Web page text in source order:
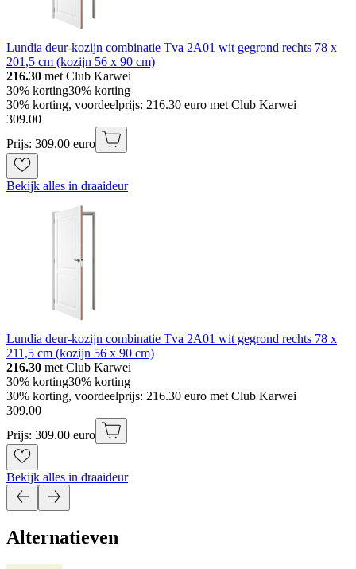
Lundia deur-kozijn combinatie Tva 2A01 wit gegrond rechts 78 x
201,5 cm (kozijn 56 x 90 cm)
216.30 met Club Karwei
30% korting30% korting
30% korting, voordeelprijs: 216.30 euro met Club Karwei
309.00
Prijs: 309.00 euro
Bekijk alles in draaideur
Lundia deur-kozijn combinatie Tva 2A01 wit gegrond rechts 78 x
211,5 cm (kozijn 56 x 90 cm)
216.30 met Club Karwei
30% korting30% korting
30% korting, voordeelprijs: 216.30 euro met Club Karwei
309.00
Prijs: 309.00 euro
Bekijk alles in draaideur
Alternatieven